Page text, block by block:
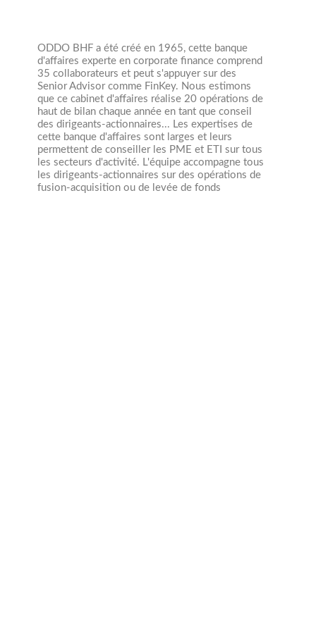
ODDO BHF a été créé en 1965, cette banque
d'affaires experte en corporate finance comprend
35 collaborateurs et peut s'appuyer sur des
Senior Advisor comme FinKey. Nous estimons
que ce cabinet d'affaires réalise 20 opérations de
haut de bilan chaque année en tant que conseil
des dirigeants-actionnaires... Les expertises de
cette banque d'affaires sont larges et leurs
permettent de conseiller les PME et ETI sur tous
les secteurs d'activité. L'équipe accompagne tous
les dirigeants-actionnaires sur des opérations de
fusion-acquisition ou de levée de fonds